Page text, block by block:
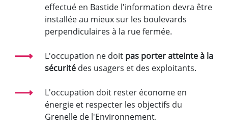
effectué en Bastide l'information devra être
installée au mieux sur les boulevards
perpendiculaires à la rue fermée.
L'occupation ne doit pas porter atteinte à la
sécurité des usagers et des exploitants.
L'occupation doit rester économe en
énergie et respecter les objectifs du
Grenelle de l'Environnement.